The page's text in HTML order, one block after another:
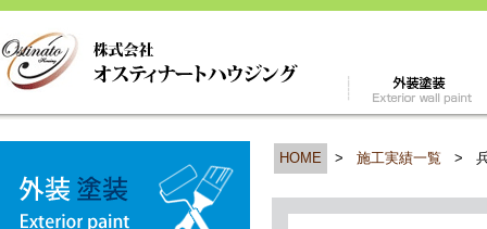
HOME > 施工実績一覧 >